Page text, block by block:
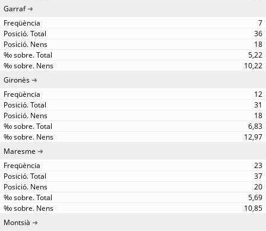
Garraf
7
36
18
5,22
10,22
Gironès
12
31
18
6,83
12,97
Maresme
23
37
20
5,69
10,85
Montsià